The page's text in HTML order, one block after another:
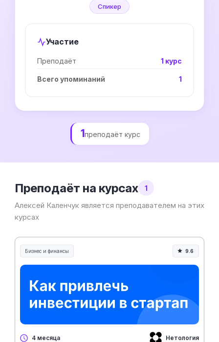
Спикер
Участие
Преподаёт 1 курс
Всего упоминаний 1
1преподаёт курс
Преподаёт на курсах
1
Алексей Каленчук является преподавателем на этих
курсах
Бизнес и финансы 9.6
4 месяца Нетология